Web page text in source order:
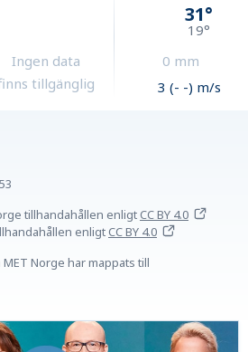
Ingen data
tillgänglig
31°
19°
0 mm
3 (- -) m/s
tillhandahållen enligtCC BY 4.0
enligtCC BY 4.0
Norge har mappats till